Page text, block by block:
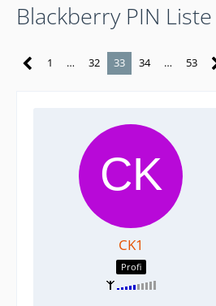
Blackberry PIN
1 … 32 33 34 … 53
CK1
Profi